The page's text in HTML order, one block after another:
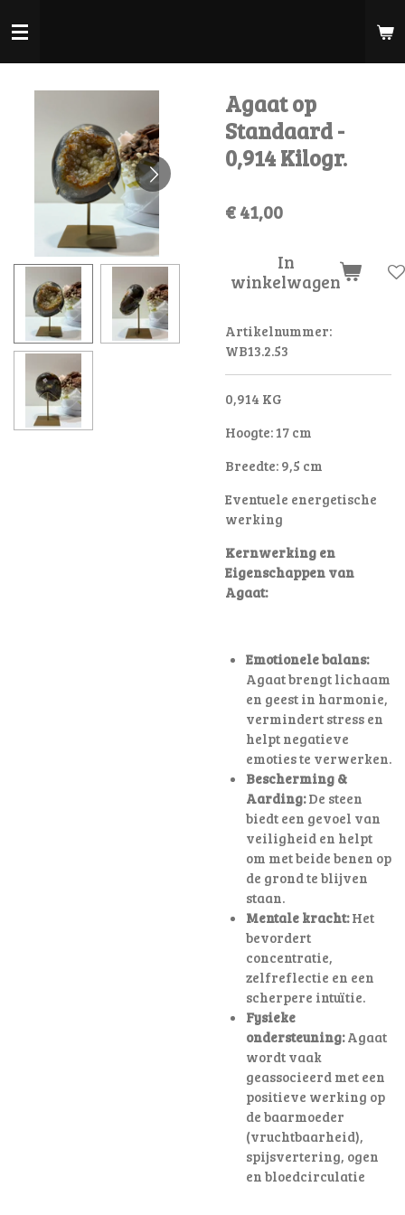
direct
Agaat op
Standaard -
0,914 Kilogr.
€ 41,00
In
winkelwagen
Artikelnummer:
WB13.2.53
0,914 KG
Hoogte: 17 cm
Breedte: 9,5 cm
Eventuele energetische
werking
Kernwerking en
Eigenschappen van
Agaat:
Emotionele balans:
Agaat brengt lichaam
en geest in harmonie,
vermindert stress en
helpt negatieve
emoties te verwerken.
Bescherming &
Aarding:De steen
biedt een gevoel van
veiligheid en helpt
om met beide benen op
de grond te blijven
staan.
Mentale kracht:Het
bevordert
concentratie,
zelfreflectie en een
scherpere intuïtie.
Fysieke
ondersteuning:Agaat
wordt vaak
geassocieerd met een
positieve werking op
de baarmoeder
(vruchtbaarheid),
spijsvertering, ogen
en bloedcirculatie